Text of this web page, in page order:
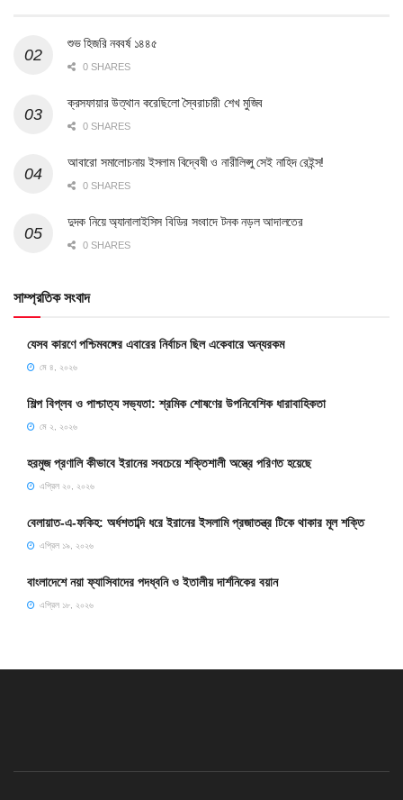
শুভ হিজরি নববর্ষ ১৪৪৫
0 SHARES
ক্রসফায়ার উত্থান করেছিলো স্বৈরাচারী শেখ মুজিব
0 SHARES
আবারো সমালোচনায় ইসলাম বিদ্বেষী ও নারীলিপ্সু সেই নাহিদ রেইন্স!
0 SHARES
দুদক নিয়ে অ্যানালাইসিস বিডির সংবাদে টনক নড়ল আদালতের
0 SHARES
সাম্প্রতিক সংবাদ
যেসব কারণে পশ্চিমবঙ্গের এবারের নির্বাচন ছিল একেবারে অন্যরকম
মে ৪, ২০২৬
শিল্প বিপ্লব ও পাশ্চাত্য সভ্যতা: শ্রমিক শোষণের উপনিবেশিক ধারাবাহিকতা
মে ২, ২০২৬
হরমুজ প্রণালি কীভাবে ইরানের সবচেয়ে শক্তিশালী অস্ত্রে পরিণত হয়েছে
এপ্রিল ২০, ২০২৬
বেলায়াত-এ-ফকিহ: অর্ধশতাব্দি ধরে ইরানের ইসলামি প্রজাতন্ত্র টিকে থাকার মূল শক্তি
এপ্রিল ১৯, ২০২৬
বাংলাদেশে নয়া ফ্যাসিবাদের পদধ্বনি ও ইতালীয় দার্শনিকের বয়ান
এপ্রিল ১৮, ২০২৬